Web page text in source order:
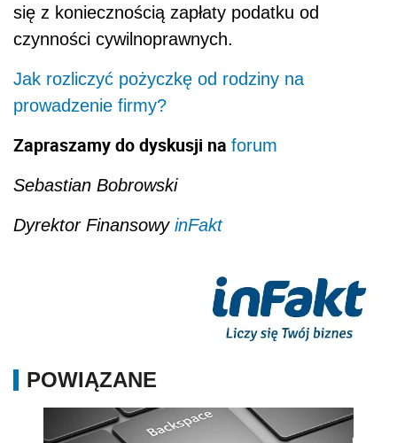
się z koniecznością zapłaty podatku od
czynności cywilnoprawnych.
Jak rozliczyć pożyczkę od rodziny na
prowadzenie firmy?
Zapraszamy do dyskusji na forum
Sebastian Bobrowski
Dyrektor Finansowy inFakt
POWIĄZANE